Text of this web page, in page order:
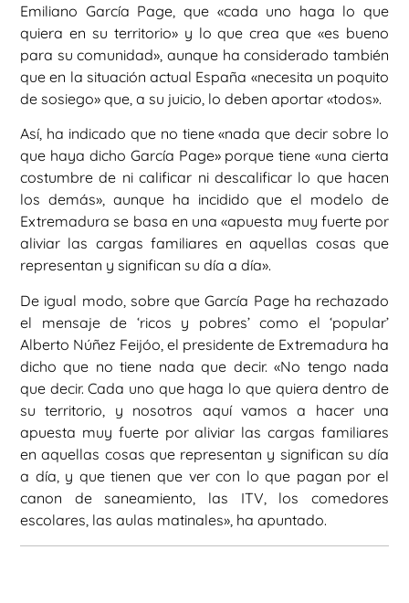
Emiliano García Page, que «cada uno haga lo que
quiera en su territorio» y lo que crea que «es bueno
para su comunidad», aunque ha considerado también
que en la situación actual España «necesita un poquito
de sosiego» que, a su juicio, lo deben aportar «todos».
Así, ha indicado que no tiene «nada que decir sobre lo
que haya dicho García Page» porque tiene «una cierta
costumbre de ni calificar ni descalificar lo que hacen
los demás», aunque ha incidido que el modelo de
Extremadura se basa en una «apuesta muy fuerte por
aliviar las cargas familiares en aquellas cosas que
representan y significan su día a día».
De igual modo, sobre que García Page ha rechazado
el mensaje de ‘ricos y pobres’ como el ‘popular’
Alberto Núñez Feijóo, el presidente de Extremadura ha
dicho que no tiene nada que decir. «No tengo nada
que decir. Cada uno que haga lo que quiera dentro de
su territorio, y nosotros aquí vamos a hacer una
apuesta muy fuerte por aliviar las cargas familiares
en aquellas cosas que representan y significan su día
a día, y que tienen que ver con lo que pagan por el
canon de saneamiento, las ITV, los comedores
escolares, las aulas matinales», ha apuntado.